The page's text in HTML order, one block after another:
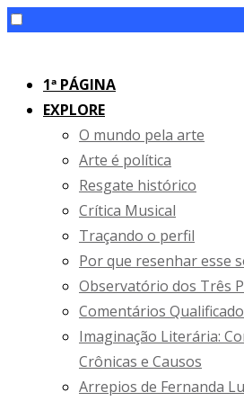
content1ª PÁGINA
EXPLORE
O mundo pela arte
Arte é política
Resgate histórico
Crítica Musical
Traçando o perfil
Por que resenhar esse
Observatório dos Três
Comentários
Imaginação Literária:
Crônicas e Causos
Arrepios de Fernanda